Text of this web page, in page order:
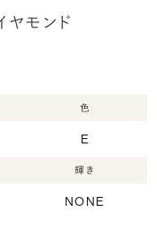
ヤモンド
色
E
輝き
NONE